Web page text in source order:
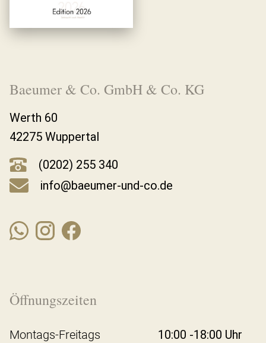
Baeumer & Co. GmbH & Co. KG
Werth 60
42275 Wuppertal
(0202) 255 340
info@baeumer-und-co.de
Öffnungszeiten
Montags-Freitags
10:00 -18:00 Uhr